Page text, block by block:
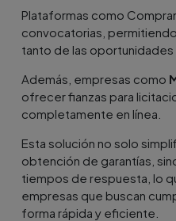
Plataformas como
convocatorias,
tanto de las oportunidades
Además, empresas como
ofrecer fianzas para
completamente en línea.
Esta solución no solo
obtención de garantías,
tiempos de respuesta, lo
empresas que buscan
forma rápida y eficiente.